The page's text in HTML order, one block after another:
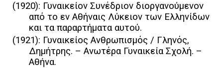
(1920): Γυναικείον Συνέδριον διοργανούμενον
από το εν Αθήναις Λύκειον των Ελληνίδων
και τα παραρτήματα αυτού.
(1921): Γυναικείος Ανθρωπισμός / Γληνός,
Δημήτρης. – Ανωτέρα Γυναικεία Σχολή. –
Αθήνα.